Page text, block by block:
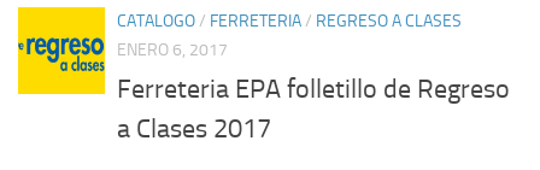
CATALOGO/ FERRETERIA/ REGRESO A CLASES
ENERO 6, 2017
Ferreteria EPA folletillo de Regreso
a Clases 2017